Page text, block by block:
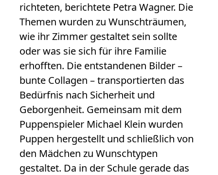
richteten, berichtete Petra Wagner. Die
Themen wurden zu Wunschträumen,
wie ihr Zimmer gestaltet sein sollte
oder was sie sich für ihre Familie
erhofften. Die entstandenen Bilder –
bunte Collagen – transportierten das
Bedürfnis nach Sicherheit und
Geborgenheit. Gemeinsam mit dem
Puppenspieler Michael Klein wurden
Puppen hergestellt und schließlich von
den Mädchen zu Wunschtypen
gestaltet. Da in der Schule gerade das